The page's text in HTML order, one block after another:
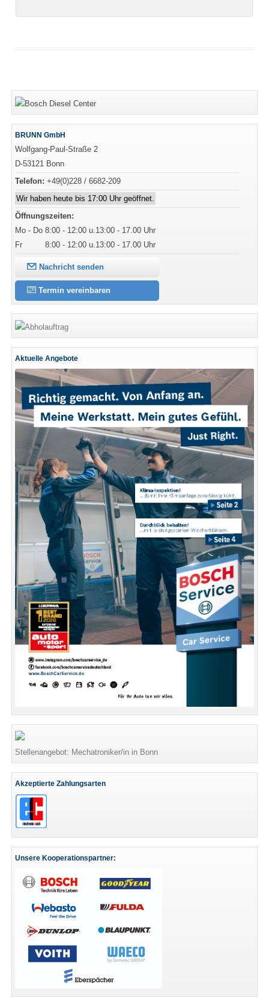
BRUNN GmbH
Wolfgang-Paul-Straße 2
D-53121 Bonn
Telefon: +49(0)228 / 6682-209
Wir haben heute bis 17:00 Uhr geöffnet.
Öffnungszeiten:
Mo - Do 8:00 - 12:00 u.13:00 - 17.00 Uhr
Fr
8:00 - 12:00 u.13:00 - 17.00 Uhr
Nachricht senden
Termin vereinbaren
Aktuelle Angebote
Stellenangebot: Mechatroniker/in in Bonn
Akzeptierte Zahlungsarten
Unsere Kooperationspartner: